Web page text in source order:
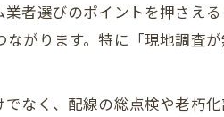
違い
認
者選びのポイントを押さえ
がります。特に「現地調査
なく、配線の総点検や老朽